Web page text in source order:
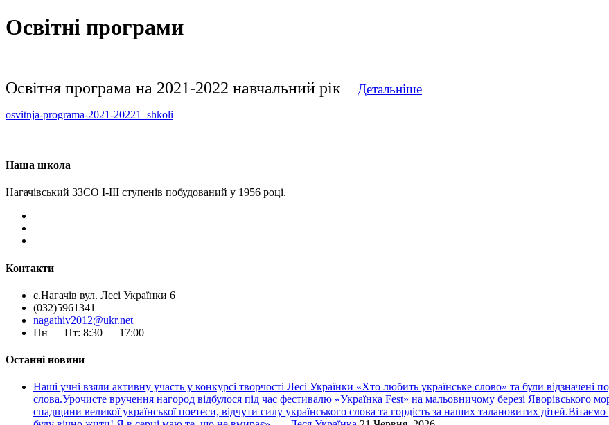
Освітні програми
Освітня програма на 2021-2022 навчальний рік Детальніше
osvitnja-programa-2021-20221_shkoli
Наша школа
Нагачівський ЗЗСО І-ІІІ ступенів побудований у 1956 році.
Контакти
с.Нагачів вул. Лесі Українки 6
(032)5961341
nagathiv2012@ukr.net
Пн — Пт: 8:30 — 17:00
Останні новини
Наші учні взяли активну участь у конкурсі творчості Лесі Українки «Хто любить українське слово» та були відзначені
слова.Урочисте вручення нагород відбулося під час фестивалю «Українка Fest» на мальовничому березі Яворівського
спадщини великої української поетеси, відчути силу українського слова та гордість за наших талановитих